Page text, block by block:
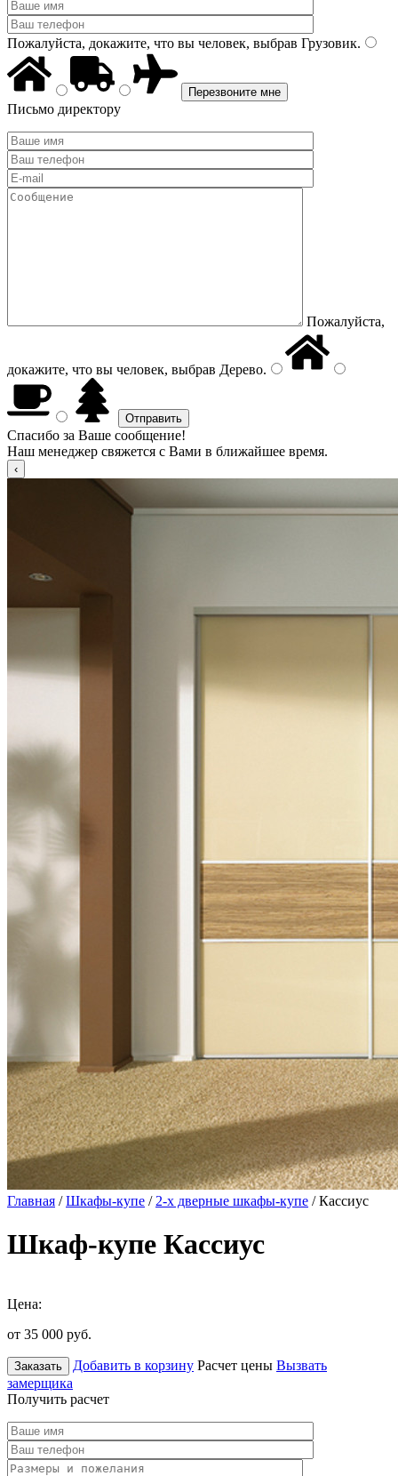
Пожалуйста, докажите, что вы человек, выбрав Грузовик.
Письмо директору
Пожалуйста,
докажите, что вы человек, выбрав Дерево.
Спасибо за Ваше сообщение!
Наш менеджер свяжется с Вами в ближайшее время.
Главная /Шкафы-купе / 2-х дверные шкафы-купе / Кассиус
Шкаф-купе Кассиус
Цена:
от 35 000 руб.
Заказать Добавить в корзину Расчет цены Вызвать
замерщика
Получить расчет